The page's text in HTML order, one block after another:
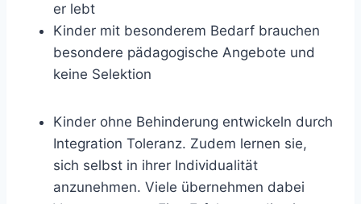
er lebt
Kinder mit besonderem Bedarf brauchen
besondere pädagogische Angebote und
keine Selektion
Kinder ohne Behinderung entwickeln durch
Integration Toleranz. Zudem lernen sie,
sich selbst in ihrer Individualität
anzunehmen. Viele übernehmen dabei